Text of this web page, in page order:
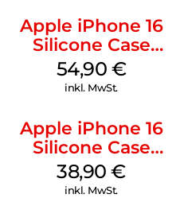
Apple iPhone 16
Silicone Case
MagSafe Lake
Green
54,90 €
inkl. MwSt.
Apple iPhone 16
Silicone Case
MagSafe
Ultramarine
38,90€
inkl. MwSt.